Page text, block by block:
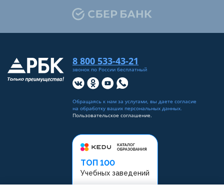
ТОП 100
Учебных заведений
8 800 533-43-21
звонок по России бесплатный
Обращаясь к нам за услугами, вы даете согласие
на обработку ваших персональных данных.
Пользовательское соглашение.